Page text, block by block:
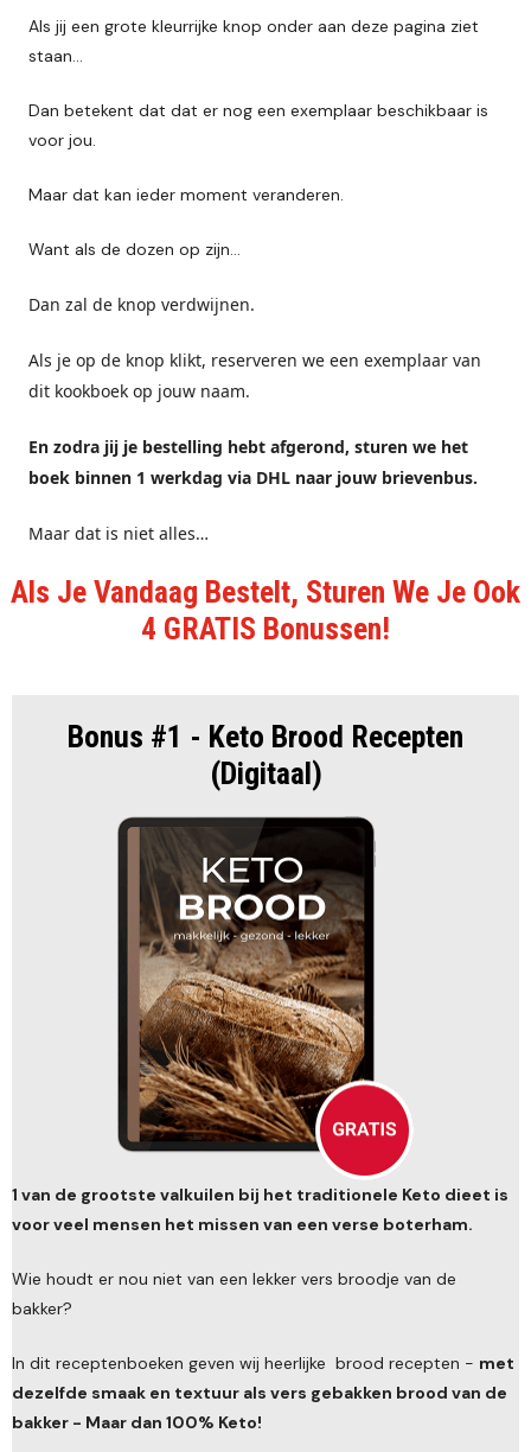
Als jij een grote kleurrijke knop onder aan deze pagina ziet
staan…
Dan betekent dat dat er nog een exemplaar beschikbaar is
voor jou.
Maar dat kan ieder moment veranderen.
Want als de dozen op zijn…
Dan zal de knop verdwijnen.
Als je op de knop klikt, reserveren we een exemplaar van
dit kookboek op jouw naam.
En zodra jij je bestelling hebt afgerond, sturen we het
boek binnen 1 werkdag via DHL naar jouw brievenbus.
Maar dat is niet alles…
Als Je Vandaag Bestelt, Sturen We Je Ook
4 GRATIS Bonussen!
Bonus #1 - Keto Brood Recepten
(Digitaal)
1 van de grootste valkuilen bij het traditionele Keto dieet is
voor veel mensen het missen van een verse boterham.
Wie houdt er nou niet van een lekker vers broodje van de
bakker?
In dit receptenboeken geven wij heerlijke brood recepten - met
dezelfde smaak en textuur als vers gebakken brood van de
bakker - Maar dan 100% Keto!